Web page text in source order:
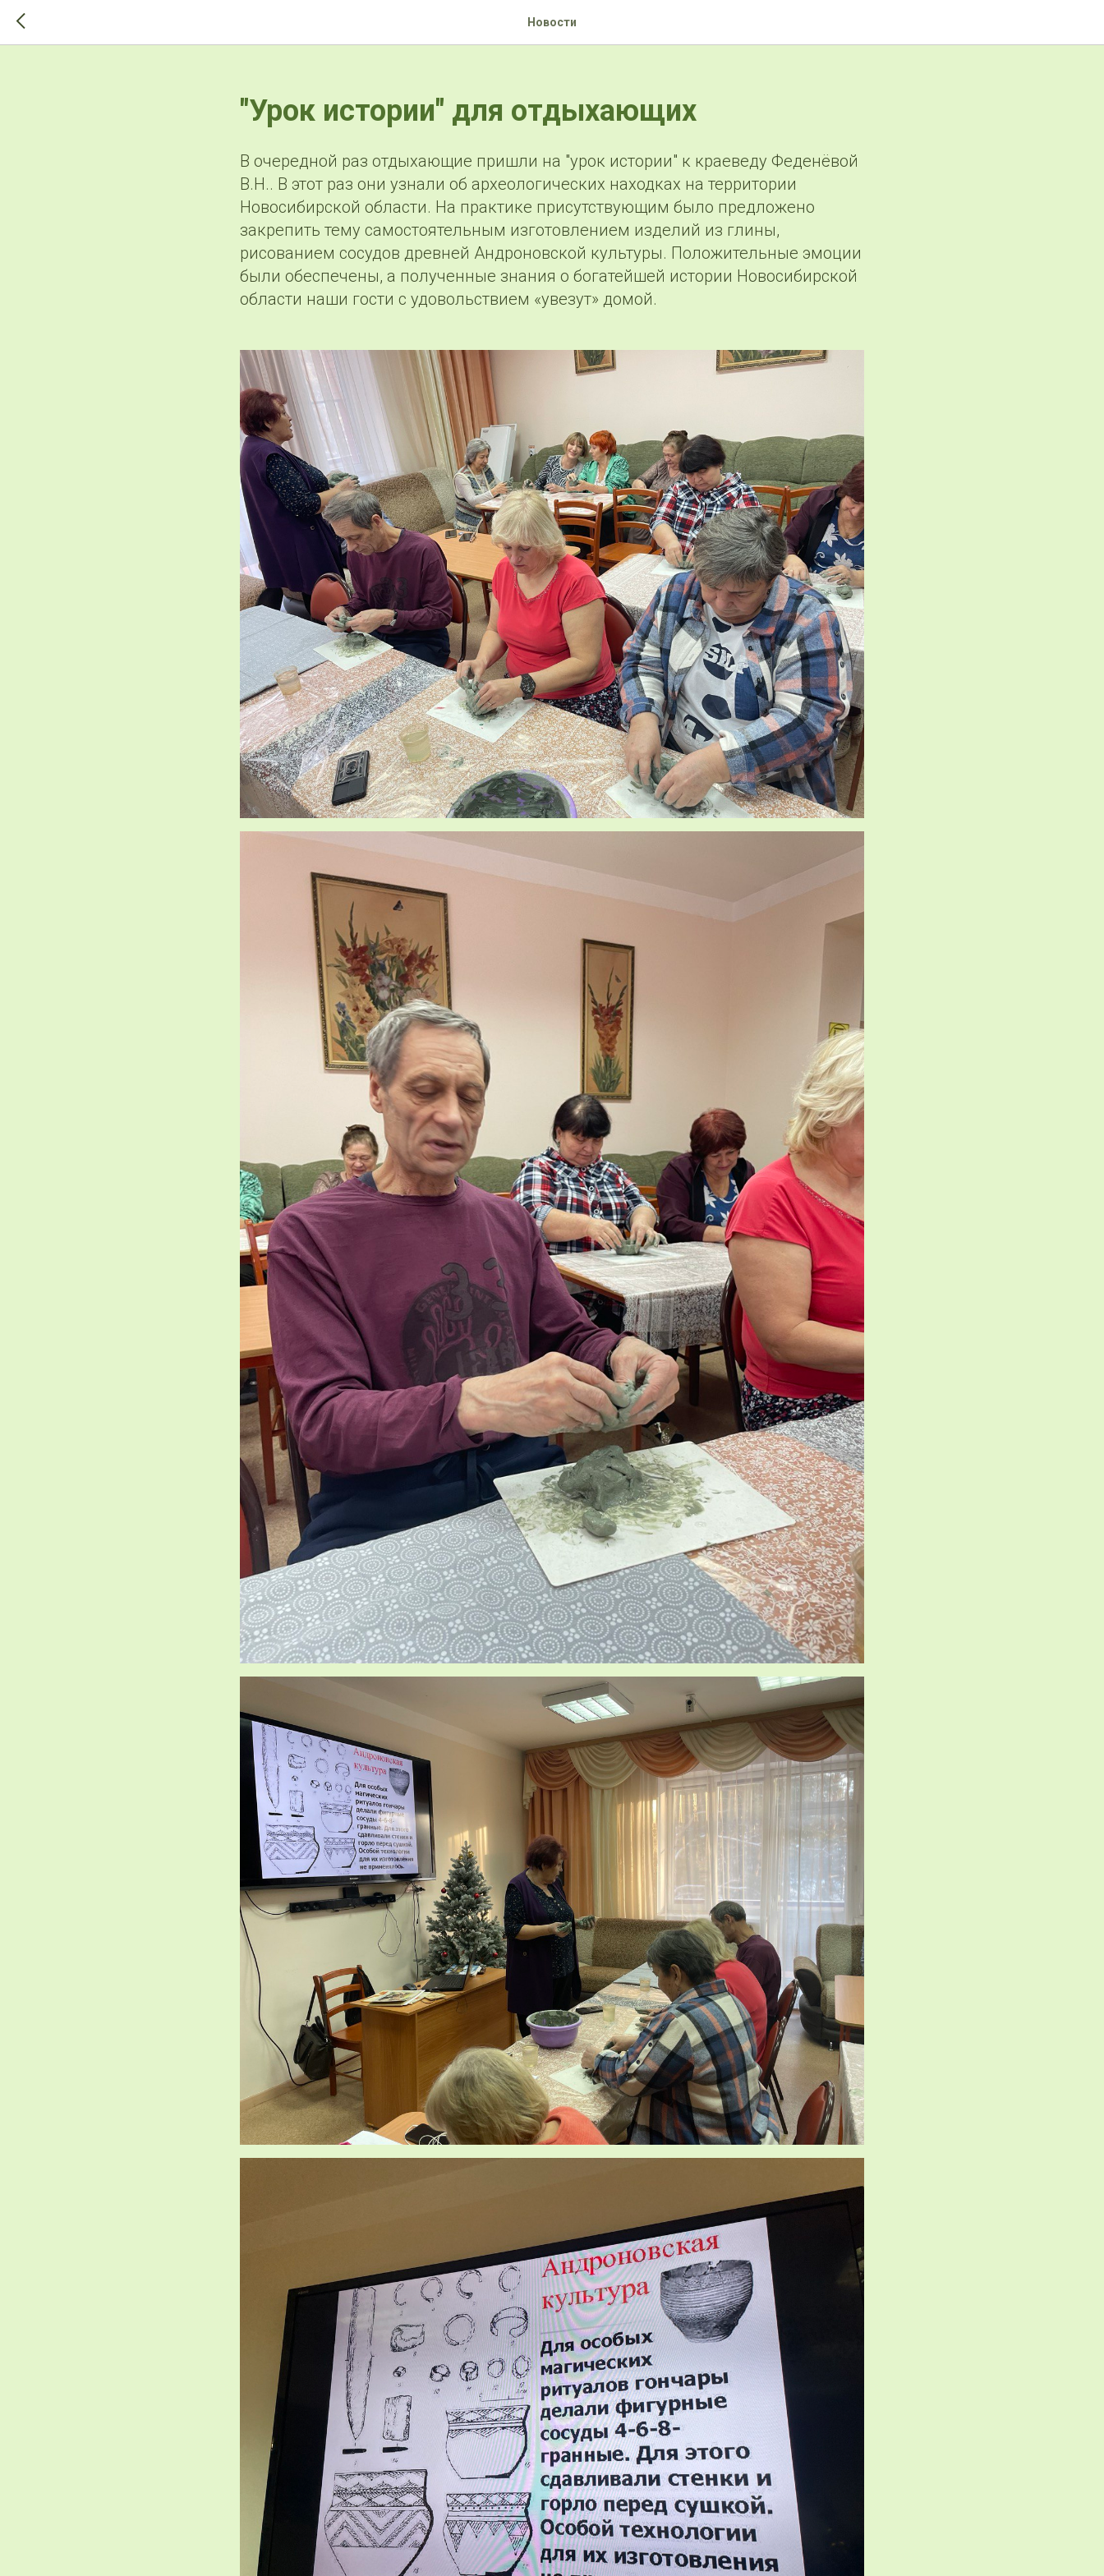
Новости
"Урок истории" для отдыхающих
В очередной раз отдыхающие пришли на "урок истории" к краеведу Феденёвой
В.Н.. В этот раз они узнали об археологических находках на территории
Новосибирской области. На практике присутствующим было предложено
закрепить тему самостоятельным изготовлением изделий из глины,
рисованием сосудов древней Андроновской культуры. Положительные эмоции
были обеспечены, а полученные знания о богатейшей истории Новосибирской
области наши гости с удовольствием «увезут» домой.